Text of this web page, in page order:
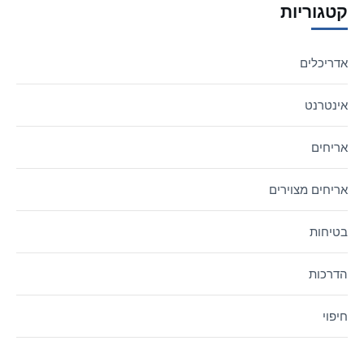
קטגוריות
אדריכלים
אינטרנט
אריחים
אריחים מצוירים
בטיחות
הדרכות
חיפוי